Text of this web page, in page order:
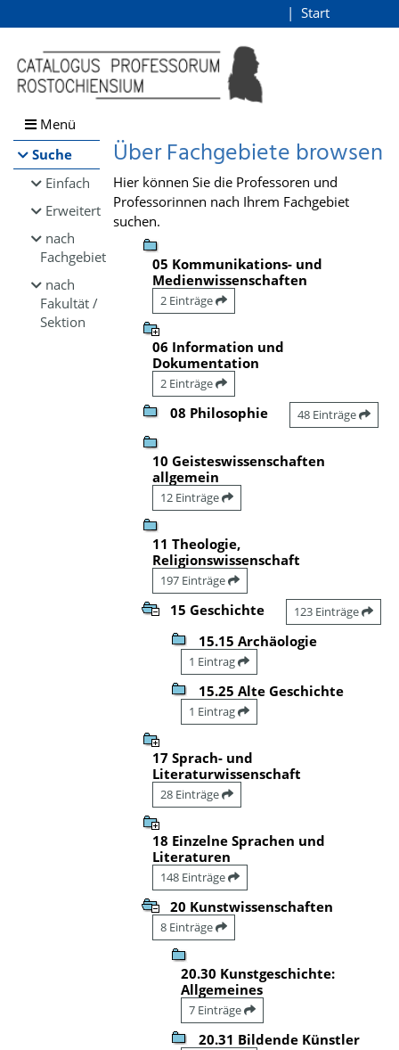
Browsen
direkt zum Inhalt
Start
Menü
Suche
Einfach
Erweitert
nach
Fachgebiet
nach
Fakultät /
Sektion
Über Fachgebiete browsen
Hier können Sie die Professoren und
Professorinnen nach Ihrem Fachgebiet
suchen.
05 Kommunikations- und
Medienwissenschaften
2 Einträge
06 Information und
Dokumentation
2 Einträge
08 Philosophie 48 Einträge
10 Geisteswissenschaften
allgemein
12 Einträge
11 Theologie,
Religionswissenschaft
197 Einträge
15 Geschichte 123 Einträge
15.15 Archäologie
1 Eintrag
15.25 Alte Geschichte
1 Eintrag
17 Sprach- und
Literaturwissenschaft
28 Einträge
18 Einzelne Sprachen und
Literaturen
148 Einträge
20 Kunstwissenschaften
8 Einträge
20.30 Kunstgeschichte:
Allgemeines
7 Einträge
20.31 Bildende Künstler